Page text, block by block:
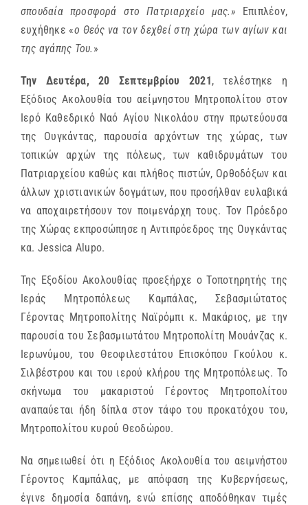
σπουδαία προσφορά στο Πατριαρχείο μας.» Επιπλέον,
ευχήθηκε «ο Θεός να τον δεχθεί στη χώρα των αγίων και
της αγάπης Του. »
Την Δευτέρα, 20 Σεπτεμβρίου 2021, τελέστηκε η
Εξόδιος Ακολουθία του αείμνηστου Μητροπολίτου στον
Ιερό Καθεδρικό Ναό Αγίου Νικολάου στην πρωτεύουσα
της Ουγκάντας, παρουσία αρχόντων της χώρας, των
τοπικών αρχών της πόλεως, των καθιδρυμάτων του
Πατριαρχείου καθώς και πλήθος πιστών, Ορθοδόξων και
άλλων χριστιανικών δογμάτων, που προσήλθαν ευλαβικά
να αποχαιρετήσουν τον ποιμενάρχη τους. Τον Πρόεδρο
της Χώρας εκπροσώπησε η Αντιπρόεδρος της Ουγκάντας
κα. Jessica Alupo.
Της Εξοδίου Ακολουθίας προεξήρχε ο Τοποτηρητής της
Ιεράς Μητροπόλεως Καμπάλας, Σεβασμιώτατος
Γέροντας Μητροπολίτης Ναϊρόμπι κ. Μακάριος, με την
παρουσία του Σεβασμιωτάτου Μητροπολίτη Μουάνζας κ.
Ιερωνύμου, του Θεοφιλεστάτου Επισκόπου Γκούλου κ.
Σιλβέστρου και του ιερού κλήρου της Μητροπόλεως. Το
σκήνωμα του μακαριστού Γέροντος Μητροπολίτου
αναπαύεται ήδη δίπλα στον τάφο του προκατόχου του,
Μητροπολίτου κυρού Θεοδώρου.
Να σημειωθεί ότι η Εξόδιος Ακολουθία του αειμνήστου
Γέροντος Καμπάλας, με απόφαση της Κυβερνήσεως,
έγινε δημοσία δαπάνη, ενώ επίσης αποδόθηκαν τιμές